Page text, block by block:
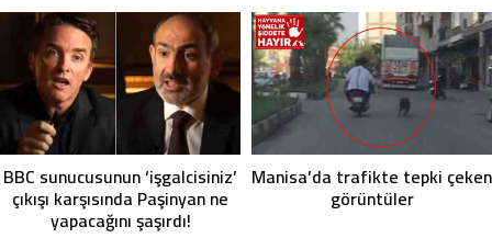
BBC sunucusunun ‘işgalcisiniz’
çıkışı karşısında Paşinyan ne
yapacağını şaşırdı!
Manisa’da trafikte tepki çeken
görüntüler